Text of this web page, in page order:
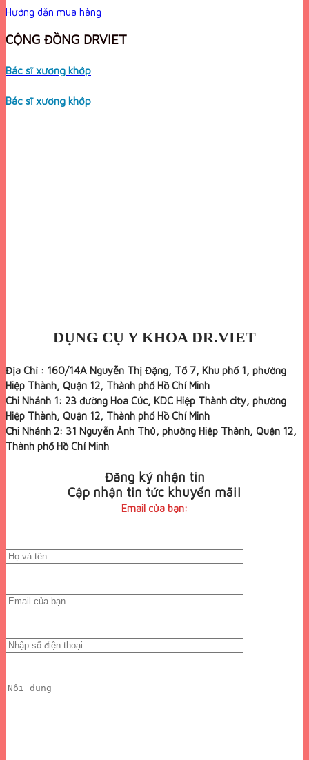
Hướng dẫn mua hàng
CỘNG ĐỒNG DRVIET
Bác sĩ xương khớp
Bác sĩ xương khớp
DỤNG CỤ Y KHOA DR.VIET
Địa Chỉ : 160/14A Nguyễn Thị Đặng, Tổ 7, Khu phố 1, phường
Hiệp Thành, Quận 12, Thành phố Hồ Chí Minh
Chi Nhánh 1: 23 đường Hoa Cúc, KDC Hiệp Thành city, phường
Hiệp Thành, Quận 12, Thành phố Hồ Chí Minh
Chi Nhánh 2: 31 Nguyễn Ảnh Thủ, phường Hiệp Thành, Quận 12,
Thành phố Hồ Chí Minh
Đăng ký nhận tin
Cập nhận tin tức khuyến mãi!
Email của bạn: